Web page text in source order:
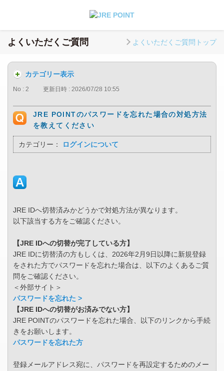
よくいただくご質問 よくいただくご質問トップ
カテゴリー表示
No : 2 更新日時 : 2026/07/28 10:55
JRE POINTのパスワードを忘れた場合の対処方法
を教えてください
カテゴリー： ログインについて
JRE IDへ切替済みかどうかで対処方法が異なります。
以下該当する方をご確認ください。
【JRE IDへの切替が完了している方】
JRE IDに切替済の方もしくは、2026年2月9日以降に新規登録
をされた方でパスワードを忘れた場合は、以下のよくあるご質
問をご確認ください。
＜外部サイト＞
パスワードを忘れた >
【JRE IDへの切替がお済みでない方】
JRE POINTのパスワードを忘れた場合、以下のリンクから手続
きをお願いします。
パスワードを忘れた方
登録メールアドレス宛に、パスワードを再設定するためのメー